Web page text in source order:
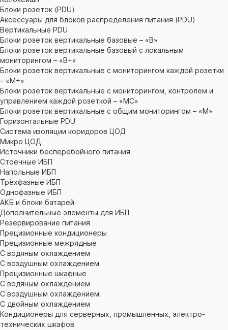
Блоки розеток (PDU)
Аксессуары для блоков распределения питания (PDU)
Вертикальные PDU
Блоки розеток вертикальные базовые – «В»
Блоки розеток вертикальные базовый с локальным
мониторингом – «В+»
Блоки розеток вертикальные с мониторингом каждой розетки
– «М+»
Блоки розеток вертикальные с мониторингом, контролем и
управлением каждой розеткой – «МС»
Блоки розеток вертикальные с общим мониторингом – «М»
Горизонтальные PDU
Система изоляции коридоров ЦОД
Микро ЦОД
Источники бесперебойного питания
Стоечные ИБП
Напольные ИБП
Трёхфазные ИБП
Однофазные ИБП
АКБ и блоки батарей
Дополнительные элементы для ИБП
Резервирование питания
Прецизионные кондиционеры
Прецизионные межрядные
С водяным охлаждением
С воздушным охлаждением
Прецизионные шкафные
С водяным охлаждением
С воздушным охлаждением
С двойным охлаждением
Кондиционеры для серверных, промышленных, электро-
технических шкафов